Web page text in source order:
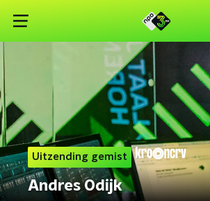
Uitzending gemist
Andres Odijk